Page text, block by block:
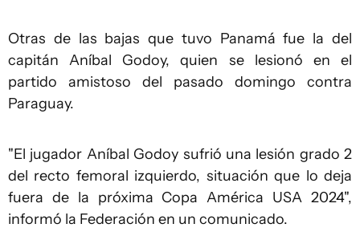
Otras de las bajas que tuvo Panamá fue la del
capitán Aníbal Godoy, quien se lesionó en el
partido amistoso del pasado domingo contra
Paraguay.
"El jugador Aníbal Godoy sufrió una lesión grado 2
del recto femoral izquierdo, situación que lo deja
fuera de la próxima Copa América USA 2024",
informó la Federación en un comunicado.